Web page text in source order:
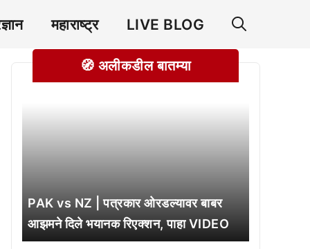
महाराष्ट्र LIVE BLOG
🧭 अलीकडील बातम्या
PAK vs NZ | पत्रकार ओरडल्यावर बाबर
आझमने दिले भयानक रिएक्शन, पाहा VIDEO